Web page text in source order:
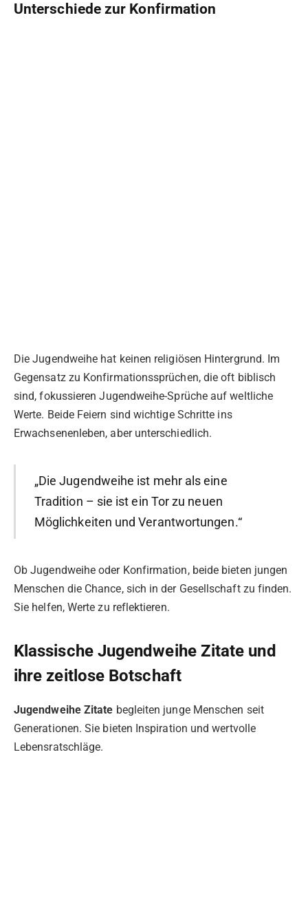
Unterschiede zur Konfirmation
Die Jugendweihe hat keinen religiösen Hintergrund. Im
Gegensatz zu Konfirmationssprüchen, die oft biblisch
sind, fokussieren Jugendweihe-Sprüche auf weltliche
Werte. Beide Feiern sind wichtige Schritte ins
Erwachsenenleben, aber unterschiedlich.
„Die Jugendweihe ist mehr als eine
Tradition – sie ist ein Tor zu neuen
Möglichkeiten und Verantwortungen.“
Ob Jugendweihe oder Konfirmation, beide bieten jungen
Menschen die Chance, sich in der Gesellschaft zu finden.
Sie helfen, Werte zu reflektieren.
Klassische Jugendweihe Zitate und
ihre zeitlose Botschaft
Jugendweihe Zitate begleiten junge Menschen seit
Generationen. Sie bieten Inspiration und wertvolle
Lebensratschläge.